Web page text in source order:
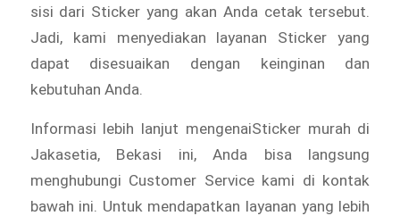
sisi dari Stickeryang akan Anda cetak tersebut.
Jadi, kami menyediakan layanan Sticker yang
dapat disesuaikan dengan keinginan dan
kebutuhan Anda.
Informasi lebih lanjut mengenaiSticker murah di
Jakasetia, Bekasi ini, Anda bisa langsung
menghubungi Customer Service kami di kontak
bawah ini. Untuk mendapatkan layanan yang lebih